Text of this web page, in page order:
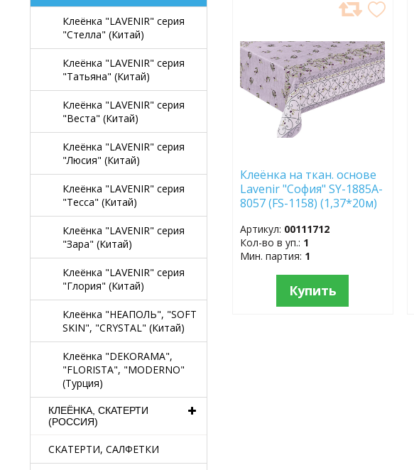
Клеёнка "LAVENIR" серия
"Стелла" (Китай)
Клеёнка "LAVENIR" серия
"Татьяна" (Китай)
Клеёнка "LAVENIR" серия
"Веста" (Китай)
Клеёнка "LAVENIR" серия
"Люсия" (Китай)
Клеёнка "LAVENIR" серия
"Тесса" (Китай)
Клеёнка "LAVENIR" серия
"Зара" (Китай)
Клеёнка "LAVENIR" серия
"Глория" (Китай)
Клеёнка "НЕАПОЛЬ", "SOFT
SKIN", "CRYSTAL" (Китай)
Клеёнка "DEKORAMA",
"FLORISTA", "MODERNO"
(Турция)
КЛЕЁНКА, СКАТЕРТИ
(РОССИЯ)
СКАТЕРТИ, САЛФЕТКИ
ИЗБРАННОЕ
Клеёнка на ткан. основе
Lavenir "София" SY-1885A-
8057 (FS-1158) (1,37*20м)
Артикул: 00111712
Кол-во в уп.: 1
Мин. партия: 1
Купить